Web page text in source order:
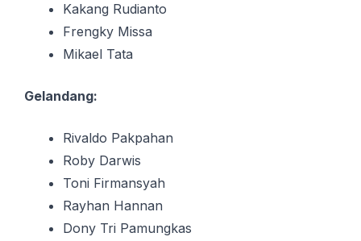
Kakang Rudianto
Frengky Missa
Mikael Tata
Gelandang:
Rivaldo Pakpahan
Roby Darwis
Toni Firmansyah
Rayhan Hannan
Dony Tri Pamungkas